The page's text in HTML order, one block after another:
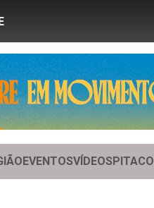
EVENTOSVÍDEOSPITACO